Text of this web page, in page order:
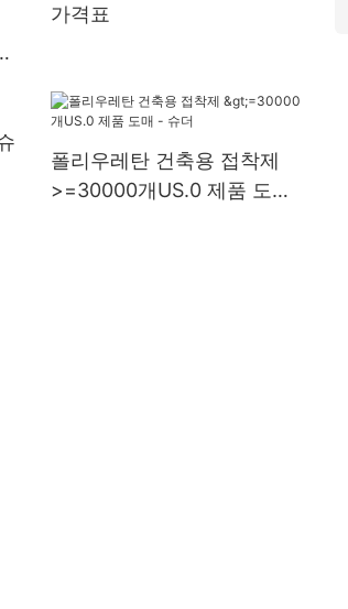
가격표
폴리우레탄 건축용 접착제
>=30000개US.0 제품 도매